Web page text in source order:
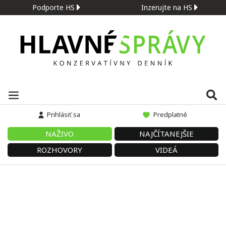
Podporte HS Inzerujte na HS
Prihlásiť sa Predplatné
NAŽIVO
NAJČÍTANEJŠIE
ROZHOVORY
VIDEÁ